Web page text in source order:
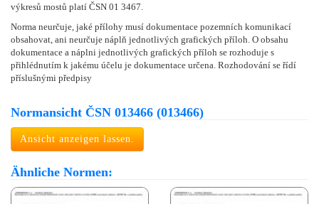
výkresů mostů platí ČSN 01 3467.
Norma neurčuje, jaké přílohy musí dokumentace pozemních komunikací
obsahovat, ani neurčuje náplň jednotlivých grafických příloh. O obsahu
dokumentace a náplni jednotlivých grafických příloh se rozhoduje s
přihlédnutím k jakému účelu je dokumentace určena. Rozhodování se řídí
příslušnými předpisy
Normansicht ČSN 013466 (013466)
Ansicht anzeigen lassen.
Ähnliche Normen: